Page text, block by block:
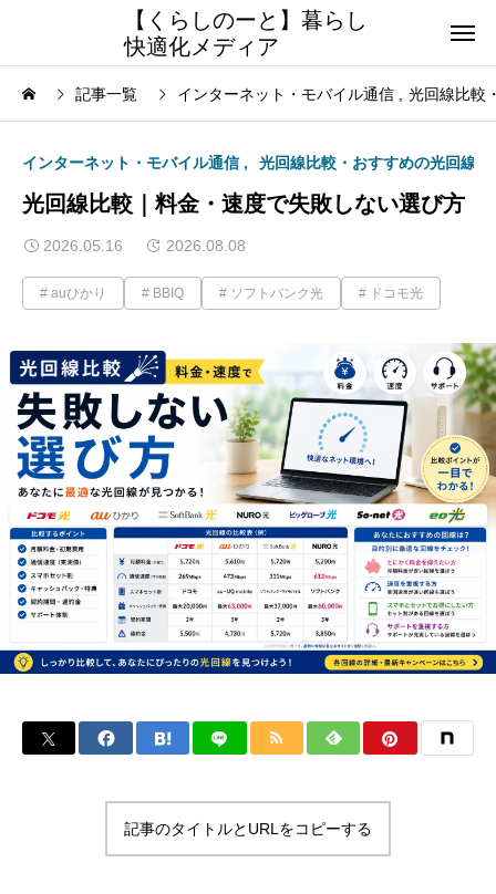
【くらしのーと】暮らし
快適化メディア
記事一覧 インターネット・モバイル通信 光回線比較
インターネット・モバイル通信 光回線比較・おすすめの光回線
光回線比較｜料金・速度で失敗しない選び方
2026.05.16 2026.08.08
auひかり BBIQ ソフトバンク光 ドコモ光
記事のタイトルとURLをコピーする